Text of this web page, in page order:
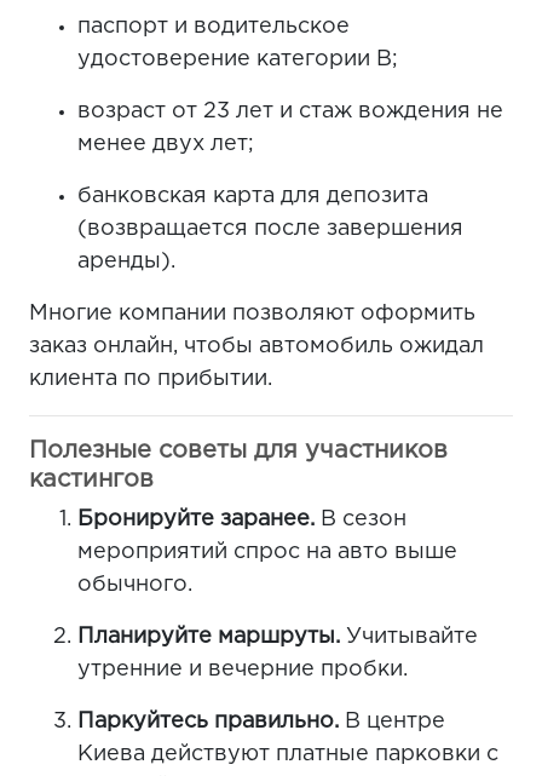
паспорт и водительское
удостоверение категории B;
возраст от 23 лет и стаж вождения не
менее двух лет;
банковская карта для депозита
(возвращается после завершения
аренды).
Многие компании позволяют оформить
заказ онлайн, чтобы автомобиль ожидал
клиента по прибытии.
Полезные советы для участников
кастингов
Бронируйте заранее. В сезон
мероприятий спрос на авто выше
обычного.
Планируйте маршруты. Учитывайте
утренние и вечерние пробки.
Паркуйтесь правильно. В центре
Киева действуют платные парковки с